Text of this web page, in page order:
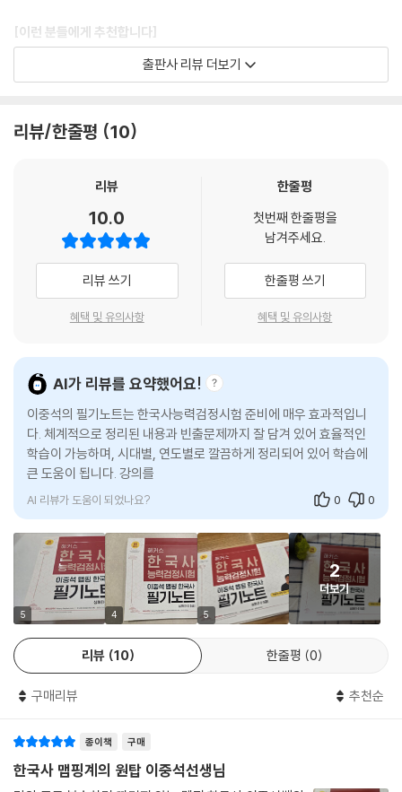
3 조선의 중앙 통치 체제
4 조선의 지방 행정 조직
6 조선의 관리 선발 제도
8 조선 초기의 대외 관계
11 붕당 정치의 전개
13 세도 정치와 사회 변혁의 움직임
14 조선의 토지 제도와 수취 제도
15 농업·수공업·광업의 변화
16 상업의 발달
17 조선 전기 사회의 모습
29 조선 후기 사회 변혁의 움직임
20 한글 창제와 교육 기관
21 조선 전기의 편찬 사업
22 조선 전기 사상의 발달
23 조선 후기 성리학의 변화와 양명학
24 조선 후기 실학의 발달
25 조선 후기 국학 연구의 확대
26 조선 전기 과학 기술의 발달
27 조선 후기 과학 기술의 발달
28 조선 전기 문학·건축·예술
39 조선 후기 문화의 새 경향
조선 또! 나올 기출 자료
조선 대표 기출 풀어보기
조선 핵심 내용 총정리
근대
1 흥선 대원군의 정책
3 개화와 위정척사의 구조적 이해
[이런 분들에게 추천합니다]
1. 한국사능력검정시험을 처음 준비하여 뭐부터 해야 할지 막막한 분들
3. 시험에 출제되는 방대한 한국사 내용을 노트 한권으로 압축해서 빠르게
1. 암기한 내용을 시험장까지! 이중석 선생님의 [맵핑 암기법]으로 쉽게 이
해하고 암기!
1) 시대 흐름에 따라 '구조화/도식화'하는 '맵핑 암기법'을 통해 머릿속에서
한국사의 전체 그림을 그리고, 시험날까지 또렷하게 기억할 수 있습니다.
빠르게 학습할 수 있습니다.
2. 보면 볼수록 공부하고 싶은 가독성 높은 필기노트!
1) 고딕 계열의 글씨체와 오래 보아도 눈이 피곤하지 않은 색을 사용하여
가독성을 높였습니다.
2) 이론을 여유 있게 배치하여 여백 공간을 활용함으로써 학습자 스스로
함께 알아 두어야 할 내용을 정리할 수 있습니다.
1) 시대 흐름 잡기
각 단원별로 정리된 '시대 흐름 잡기'를 통해 한국사 전체의 큰 흐름부터 파
악하여 효과적으로 암기할 수 있습니다.
2) 핵심 개념 정리
한국사의 핵심 개념을 선생님의 판서 내용과 함께 정리하여, 수업을 들으
며 학습하는 것 같은 효과적인 학습이 가능합니다.
기출 선지로 구성된 OX 퀴즈를 풀어보면서 공부한 개념을 정리하고, 중요
개념을 다시 한 번 암기할 수 있습니다.
출판사 리뷰 더보기
리뷰/한줄평 10
리뷰
10.0
리뷰 쓰기
혜택 및 유의사항
한줄평
첫번째 한줄평을
남겨주세요.
한줄평 쓰기
혜택 및 유의사항
AI가 리뷰를 요약했어요!
이중석의 필기노트는 한국사능력검정시험 준비에 매우 효과적입니
다. 체계적으로 정리된 내용과 빈출문제까지 잘 담겨 있어 효율적인
학습이 가능하며, 시대별, 연도별로 깔끔하게 정리되어 있어 학습에
큰 도움이 됩니다. 강의를 듣고 복습하면 쉽게 기억할 수 있어 반
AI 리뷰가 도움이 되었나요? 0 0
5 4 5
2
더보기
리뷰 10 한줄평 0
구매리뷰 추천순
종이책 구매
한국사 맵핑계의 원탑 이중석선생님